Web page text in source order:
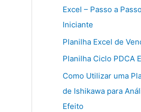
Excel – Passo a
Iniciante
Planilha Excel de
Planilha Ciclo PDCA
Como Utilizar uma
de Ishikawa para
Efeito